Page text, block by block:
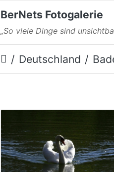
BerNets Fotogalerie
„So viele Dinge sind
Deutschland